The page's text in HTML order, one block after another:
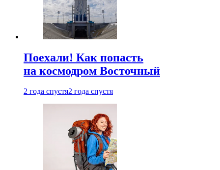
Поехали! Как попасть
на космодром Восточный
2 года спустя2 года спустя